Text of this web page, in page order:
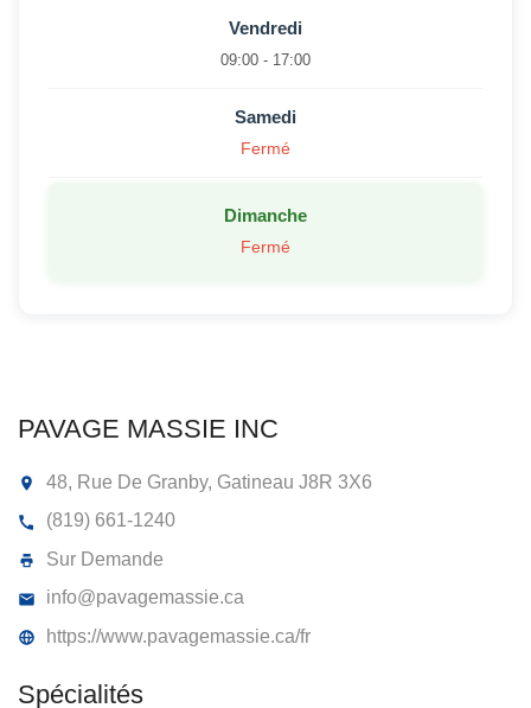
PAVAGE MASSIE INC
48, Rue De Granby, Gatineau
Vendredi
09:00 - 17:00
Samedi
Fermé
Dimanche
Fermé